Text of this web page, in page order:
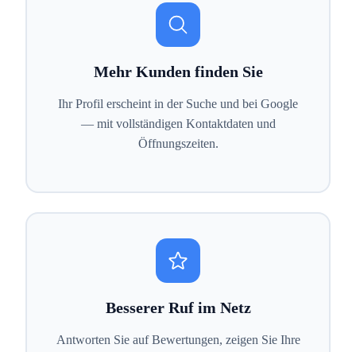
Mehr Kunden finden Sie
Ihr Profil erscheint in der Suche und bei Google
— mit vollständigen Kontaktdaten und
Öffnungszeiten.
Besserer Ruf im Netz
Antworten Sie auf Bewertungen, zeigen Sie Ihre